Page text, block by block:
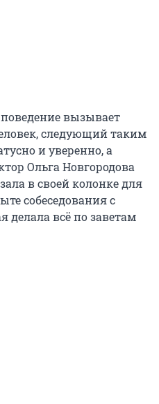
вызывает
следующий таким
и уверенно, а
Ольга Новгородова
в своей колонке для
собеседования с
делала всё по заветам